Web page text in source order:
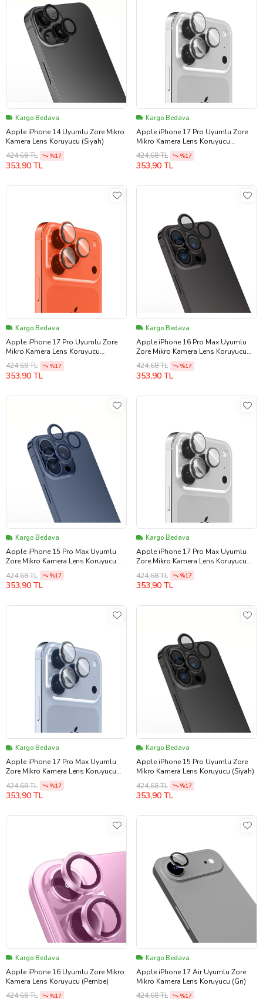
Kargo Bedava
Apple iPhone 14 Uyumlu Zore Mikro
Kamera Lens Koruyucu (Siyah)
424,68 TL
%17
353,90 TL
Kargo Bedava
Apple iPhone 17 Pro Uyumlu Zore
Mikro Kamera Lens Koruyucu
(Gümüş)
424,68 TL %17
353,90 TL
Kargo Bedava
Apple iPhone 17 Pro Uyumlu Zore
Mikro Kamera Lens Koruyucu
(Turuncu)
424,68 TL %17
353,90 TL
Kargo Bedava
Apple iPhone 16 Pro Max Uyumlu
Zore Mikro Kamera Lens Koruyucu
(Siyah)
424,68 TL %17
353,90 TL
Kargo Bedava
Apple iPhone 15 Pro Max Uyumlu
Zore Mikro Kamera Lens Koruyucu
(Koyu Mavi)
424,68 TL %17
353,90 TL
Kargo Bedava
Apple iPhone 17 Pro Max Uyumlu
Zore Mikro Kamera Lens Koruyucu
(Gümüş)
424,68 TL %17
353,90 TL
Kargo Bedava
Apple iPhone 17 Pro Max Uyumlu
Zore Mikro Kamera Lens Koruyucu
424,68 TL %17
353,90 TL
Kargo Bedava
Apple iPhone 15 Pro Uyumlu Zore
Mikro Kamera Lens Koruyucu (Siyah)
424,68 TL
%17
353,90 TL
Kargo Bedava
Apple iPhone 16 Uyumlu Zore Mikro
Kamera Lens Koruyucu (Pembe)
424,68 TL
%17
Kargo Bedava
Apple iPhone 17 Air Uyumlu Zore
Mikro Kamera Lens Koruyucu (Gri)
424,68 TL
%17